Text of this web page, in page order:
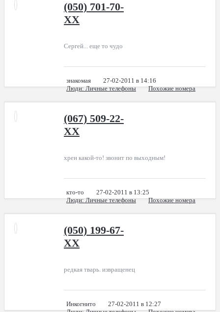
(050) 701-70-
XX
Сергей... еще то чудо
знакомая
27-02-2011 в 14:16
Люди: Личные телефоны Похожие номера
(067) 509-22-
XX
хрен какой-то! звонит по выходным!
кто-то
27-02-2011 в 13:25
Люди: Личные телефоны Похожие номера
(050) 199-67-
XX
редкая тварь. извращенец
Инкогнито
27-02-2011 в 12:27